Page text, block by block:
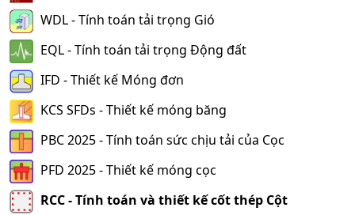
WDL - Tính toán tải trọng Gió
EQL - Tính toán tải trọng Động đất
IFD - Thiết kế Móng đơn
KCS SFDs - Thiết kế móng băng
PBC 2025 - Tính toán sức chịu tải của Cọc
PFD 2025 - Thiết kế móng cọc
RCC - Tính toán và thiết kế cốt thép Cột